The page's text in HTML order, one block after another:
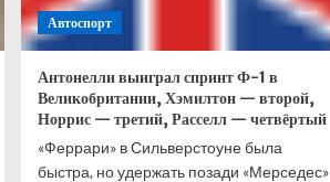
Автоспорт
Антонелли выиграл спринт Ф-1 в
Великобритании, Хэмилтон — второй,
Норрис — третий, Расселл — четвёртый
«Феррари» в Сильверстоуне была
быстра, но удержать позади «Мерседес»